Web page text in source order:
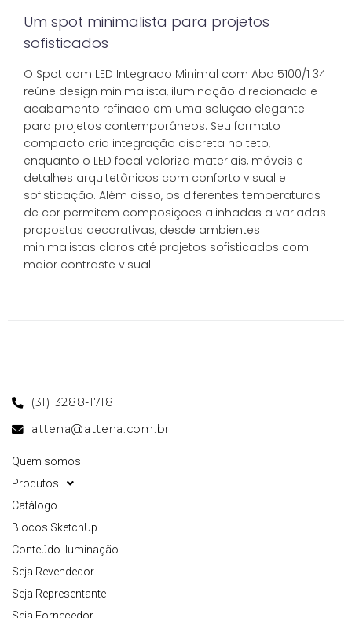
Um spot minimalista para projetos
sofisticados
O Spot com LED Integrado Minimal com Aba 5100/1 34
reúne design minimalista, iluminação direcionada e
acabamento refinado em uma solução elegante
para projetos contemporâneos. Seu formato
compacto cria integração discreta no teto,
enquanto o LED focal valoriza materiais, móveis e
detalhes arquitetônicos com conforto visual e
sofisticação. Além disso, os diferentes temperaturas
de cor permitem composições alinhadas a variadas
propostas decorativas, desde ambientes
minimalistas claros até projetos sofisticados com
maior contraste visual.
(31) 3288-1718
attena@attena.com.br
Quem somos
Produtos
Catálogo
Blocos SketchUp
Conteúdo Iluminação
Seja Revendedor
Seja Representante